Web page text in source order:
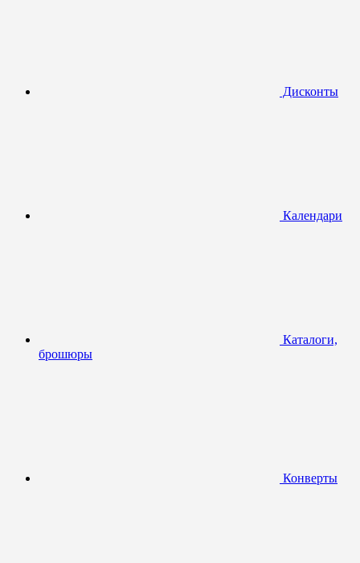
Дисконты
Календари
Каталоги,
брошюры
Конверты